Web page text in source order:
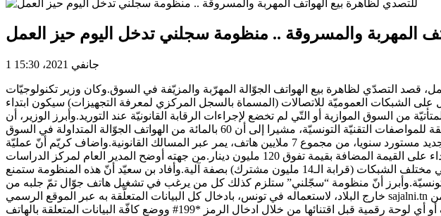
المهربة والمسروقة .. منظومة سجلني تدخل اليوم حيز العمل
1 جانفي 2021، 15:30
لتسجيل الأجهزة الجوّالة في تونس “سجلّني”، اليوم الجمعة غرة جانفي 2021، حيز العمل، قصد التصدّي لظاهرة بيع الهواتف الجوّالة المهرّبة والمزيّفة في السوق.وكان وزير تكنولوجيّات
على الشبكات العموميّة للاتصالات (المسماة بالسجل المركزي لمعرفة التجهيزات) سيكون ابتداء
من السوق الموازية أو التّي لم تخضع لإجراءات الرقابة القانونيّة عند التوريد.وأبرز الوزير، أن
“سجّلني” ستُمكّن من الحدّ من ظاهرة تهريب وتقليد الأجهزة الجوّالة وتُقلص من استخدام الأجهزة غير المطابقة للمواصفات التقنيّة التونسيّة، مشيرا إلى أن 60 بالمائة من الهواتف الجوّالة المتداولة في السوق
متأتيّة من السوق الموازية.كما أشار إلى أهميّتها في التصدّي للتهرّب الجبائي، مفسرا أنّ 3 مليون هاتف جوال جديد مستورد سنويا، من مجموع 7 ملايين هاتف، يمر عبر المسالك القانونية.واضاف كريّم أنّ عمليّة
إدخال الهواتف الجوّالة الأخرى (نحو 4 مليون دينار) عبر المسالك غير القانونية تفوّت على الدولة تحصيل الأداء على القيمة المضافة بقيمة تفوق 120 مليون دينار.من جهته أوضح المدير العام لمركز الدراسات
والبحوث للاتصالات، نوفل بن سعيد، أنّ هذه المنظومة ستسجّل الهواتف الجوّالة، التّي تشتغل في تونس في مختلف الشبكات (قرابة الـ14 مليون مشترك) بصفة آلية.وأفاد بن سعيّد أنّ هذه المنظومة ستمنع
التونسيّة.وأبرز أنّ منظومة “سجّلني” ستلزم كذلك كل من يرغب في تشغيل هاتف جوّال تمّ جلبه من
خارج البلاد، لاستعماله في تونس، بادخال كل البيانات المتعلّقة به عبر الموقع الرسمي sajalni.tn للتثبت من مدى صحّتها وبالتّالي التمكّن من استعماله.وأضاف بن سعيّد أنّ المواطن التونسي بإمكانه التثبت من